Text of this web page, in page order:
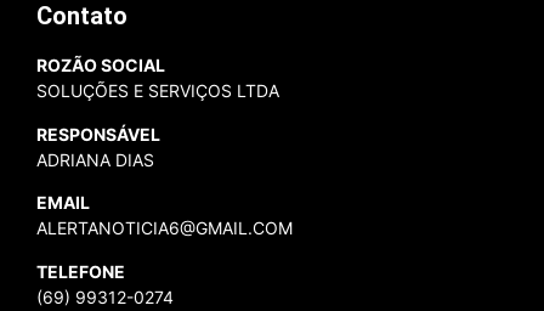
Contato
ROZÃO SOCIAL
SOLUÇÕES E SERVIÇOS LTDA
RESPONSÁVEL
ADRIANA DIAS
EMAIL
ALERTANOTICIA6@GMAIL.COM
TELEFONE
(69) 99312-0274